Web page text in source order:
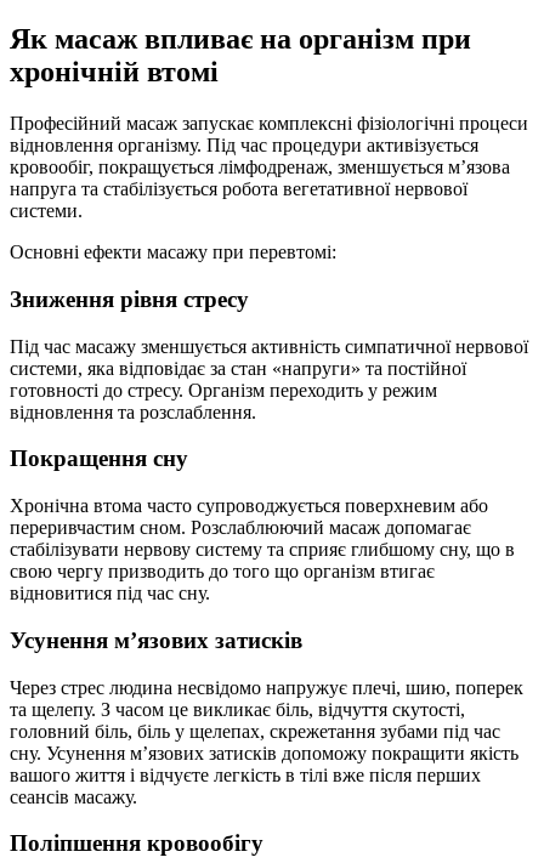
Як масаж впливає на організм при
хронічній втомі
Професійний масаж запускає комплексні фізіологічні процеси
відновлення організму. Під час процедури активізується
кровообіг, покращується лімфодренаж, зменшується м’язова
напруга та стабілізується робота вегетативної нервової
системи.
Основні ефекти масажу при перевтомі:
Зниження рівня стресу
Під час масажу зменшується активність симпатичної нервової
системи, яка відповідає за стан «напруги» та постійної
готовності до стресу. Організм переходить у режим
відновлення та розслаблення.
Покращення сну
Хронічна втома часто супроводжується поверхневим або
переривчастим сном. Розслаблюючий масаж допомагає
стабілізувати нервову систему та сприяє глибшому сну, що в
свою чергу призводить до того що організм втигає
відновитися під час сну.
Усунення м’язових затисків
Через стрес людина несвідомо напружує плечі, шию, поперек
та щелепу. З часом це викликає біль, відчуття скутості,
головний біль, біль у щелепах, скрежетання зубами під час
сну. Усунення м’язових затисків допоможу покращити якість
вашого життя і відчуєте легкість в тілі вже після перших
сеансів масажу.
Поліпшення кровообігу